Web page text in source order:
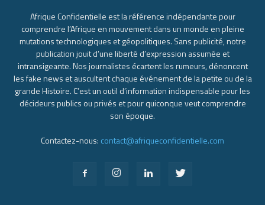
Afrique Confidentielle est la référence indépendante pour
comprendre l’Afrique en mouvement dans un monde en pleine
mutations technologiques et géopolitiques. Sans publicité, notre
publication jouit d’une liberté d’expression assumée et
intransigeante. Nos journalistes écartent les rumeurs, dénoncent
les fake news et auscultent chaque événement de la petite ou de la
grande Histoire. C’est un outil d’information indispensable pour les
décideurs publics ou privés et pour quiconque veut comprendre
son époque.
Contactez-nous: contact@afriqueconfidentielle.com